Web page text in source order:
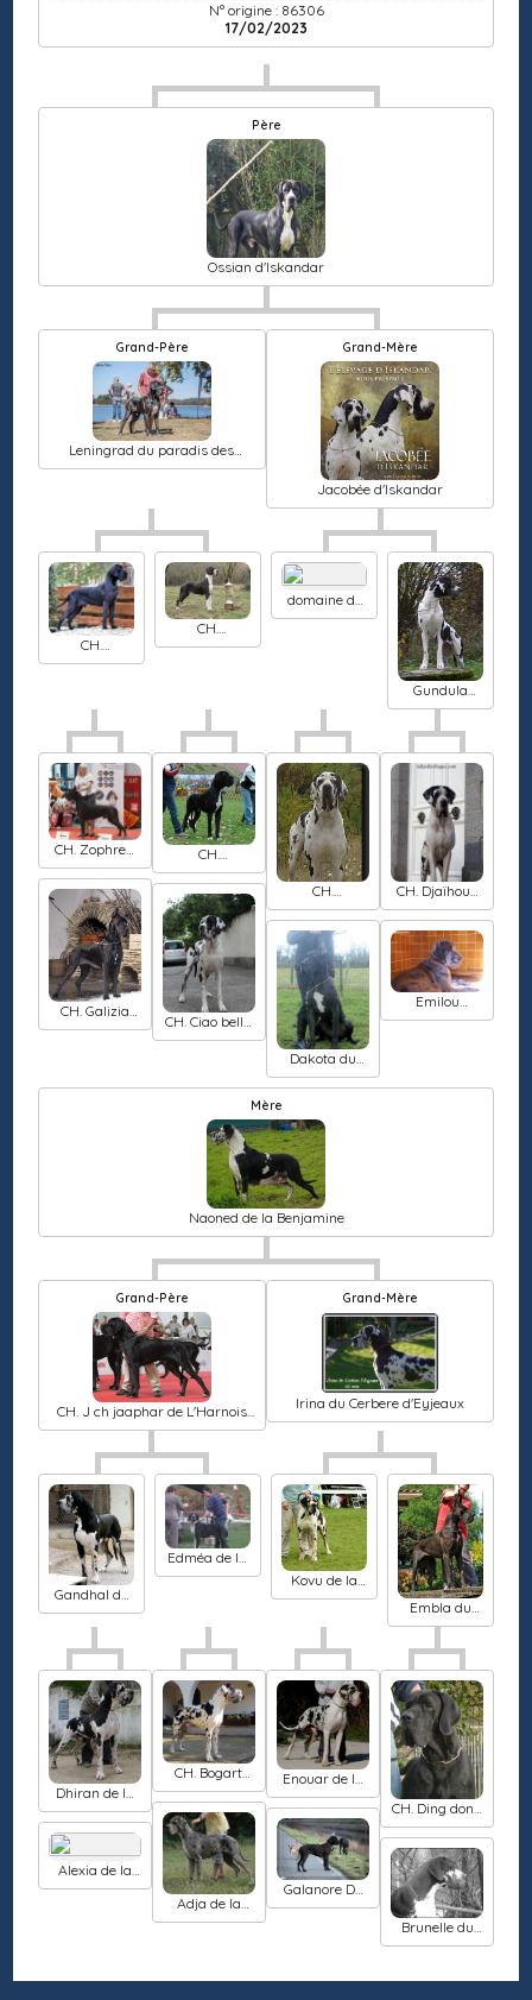
N° origine : 86306
17/02/2023
Père
Ossian d'Iskandar
Grand-Père
Leningrad du paradis des
géants
Grand-Mère
Jacobée d'Iskandar
CH.
Maraschino
CH.
Hokinawa du
domaine de
kalkis Kalif
Gundula
d'Iskandar
CH. Zophrey
de peirak
CH. Galizia
modry efekt
CH.
Olimpiodoro
Dei monti del
keraton
CH. Ciao bella
bigulla
CH.
Vassiliasilios
Del castello
delle roche
Dakota du
Parangon Du
Roy
CH. Djaïhoun
d'Iskandar
Emilou
d'Iskandar
Mère
Naoned de la Benjamine
Grand-Père
CH. J ch jaaphar de L'Harnois
Blanc
Grand-Mère
Irina du Cerbere d'Eyjeaux
Gandhal de
la Benjamine
Edméa de la
Benjamine
Kovu de la
Galaxie Ezaï
Embla du
Cerbere
Dhiran de la
Benjamine
Alexia de la
Benjamine
CH. Bogart
bigulla
Adja de la
Benjamine
Enouar de la
Benjamine
Galanore De
l'etoile de
CH. Ding dong
Des Terres De
La Rairie
Brunelle du
Cerbere